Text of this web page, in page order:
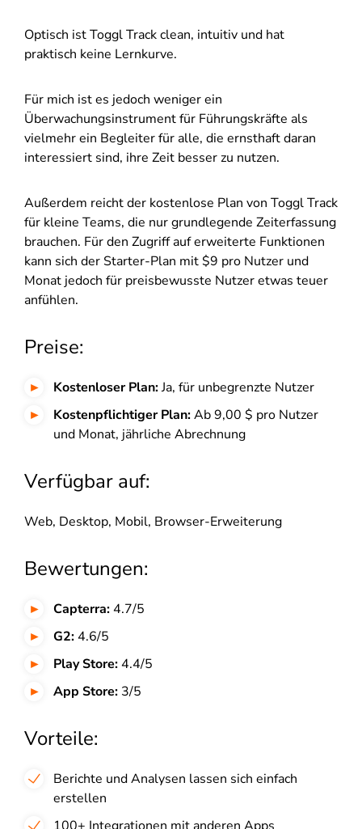
Optisch ist Toggl Track clean, intuitiv und hat
praktisch keine Lernkurve.
Für mich ist es jedoch weniger ein
Überwachungsinstrument für Führungskräfte als
vielmehr ein Begleiter für alle, die ernsthaft daran
interessiert sind, ihre Zeit besser zu nutzen.
Außerdem reicht der kostenlose Plan von Toggl Track
für kleine Teams, die nur grundlegende Zeiterfassung
brauchen. Für den Zugriff auf erweiterte Funktionen
kann sich der Starter-Plan mit $9 pro Nutzer und
Monat jedoch für preisbewusste Nutzer etwas teuer
anfühlen.
Preise:
Kostenloser Plan:Ja, für unbegrenzte Nutzer
Kostenpflichtiger Plan:Ab 9,00 $ pro Nutzer
und Monat, jährliche Abrechnung
Verfügbar auf:
Web, Desktop, Mobil, Browser-Erweiterung
Bewertungen:
Capterra:4.7/5
G2:4.6/5
Play Store:4.4/5
App Store: 3/5
Vorteile:
Berichte und Analysen lassen sich einfach
erstellen